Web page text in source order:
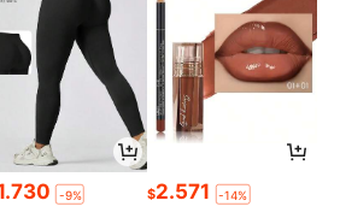
-9% $2.571 -14%